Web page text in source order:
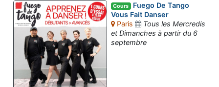
Cours Fuego De Tango
Vous Fait Danser
Paris
Tous les Mercredis
et Dimanches à partir du 6
septembre